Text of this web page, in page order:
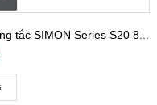
Module ổ cắm đa năng 3 chấu kèm công tắc SIMON Series S20 821089